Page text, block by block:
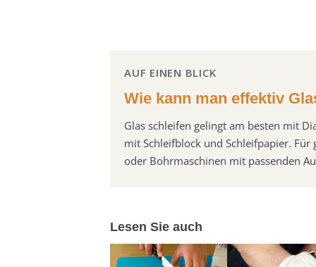
AUF EINEN BLICK
Wie kann man effektiv
Glas schleifen gelingt am besten mit
mit Schleifblock und Schleifpapier.
oder Bohrmaschinen mit passenden
Lesen Sie auch